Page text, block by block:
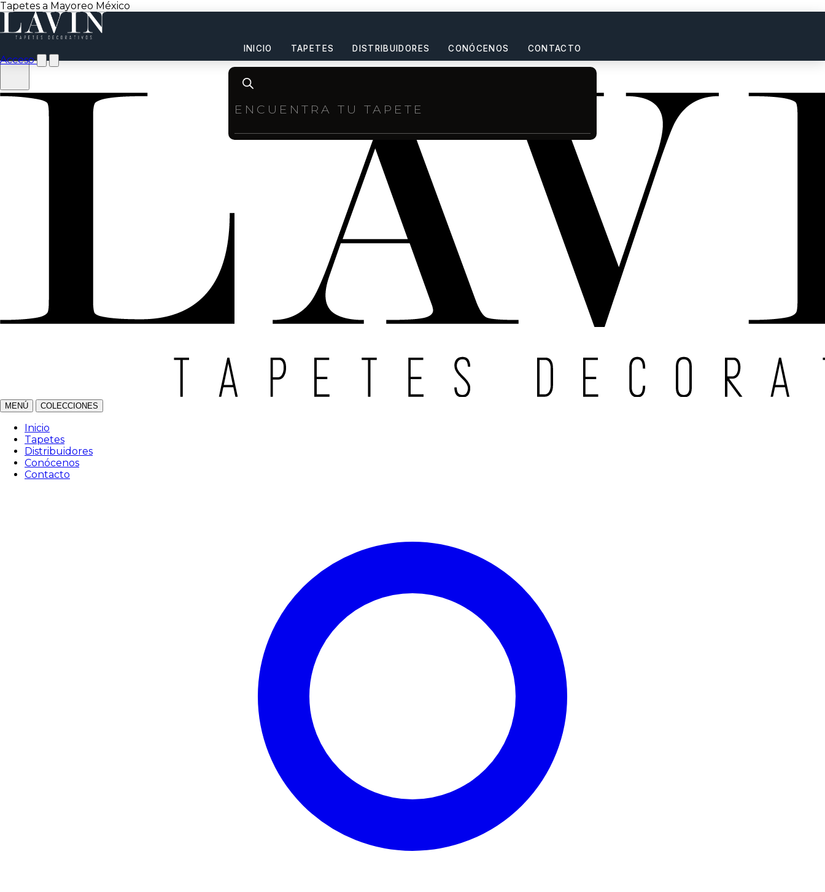
Tapetes a Mayoreo México
INICIO TAPETES DISTRIBUIDORES CONÓCENOS CONTACTO
Acceso
Products
search
MENÚ COLECCIONES
Inicio
Tapetes
Distribuidores
Conócenos
Contacto